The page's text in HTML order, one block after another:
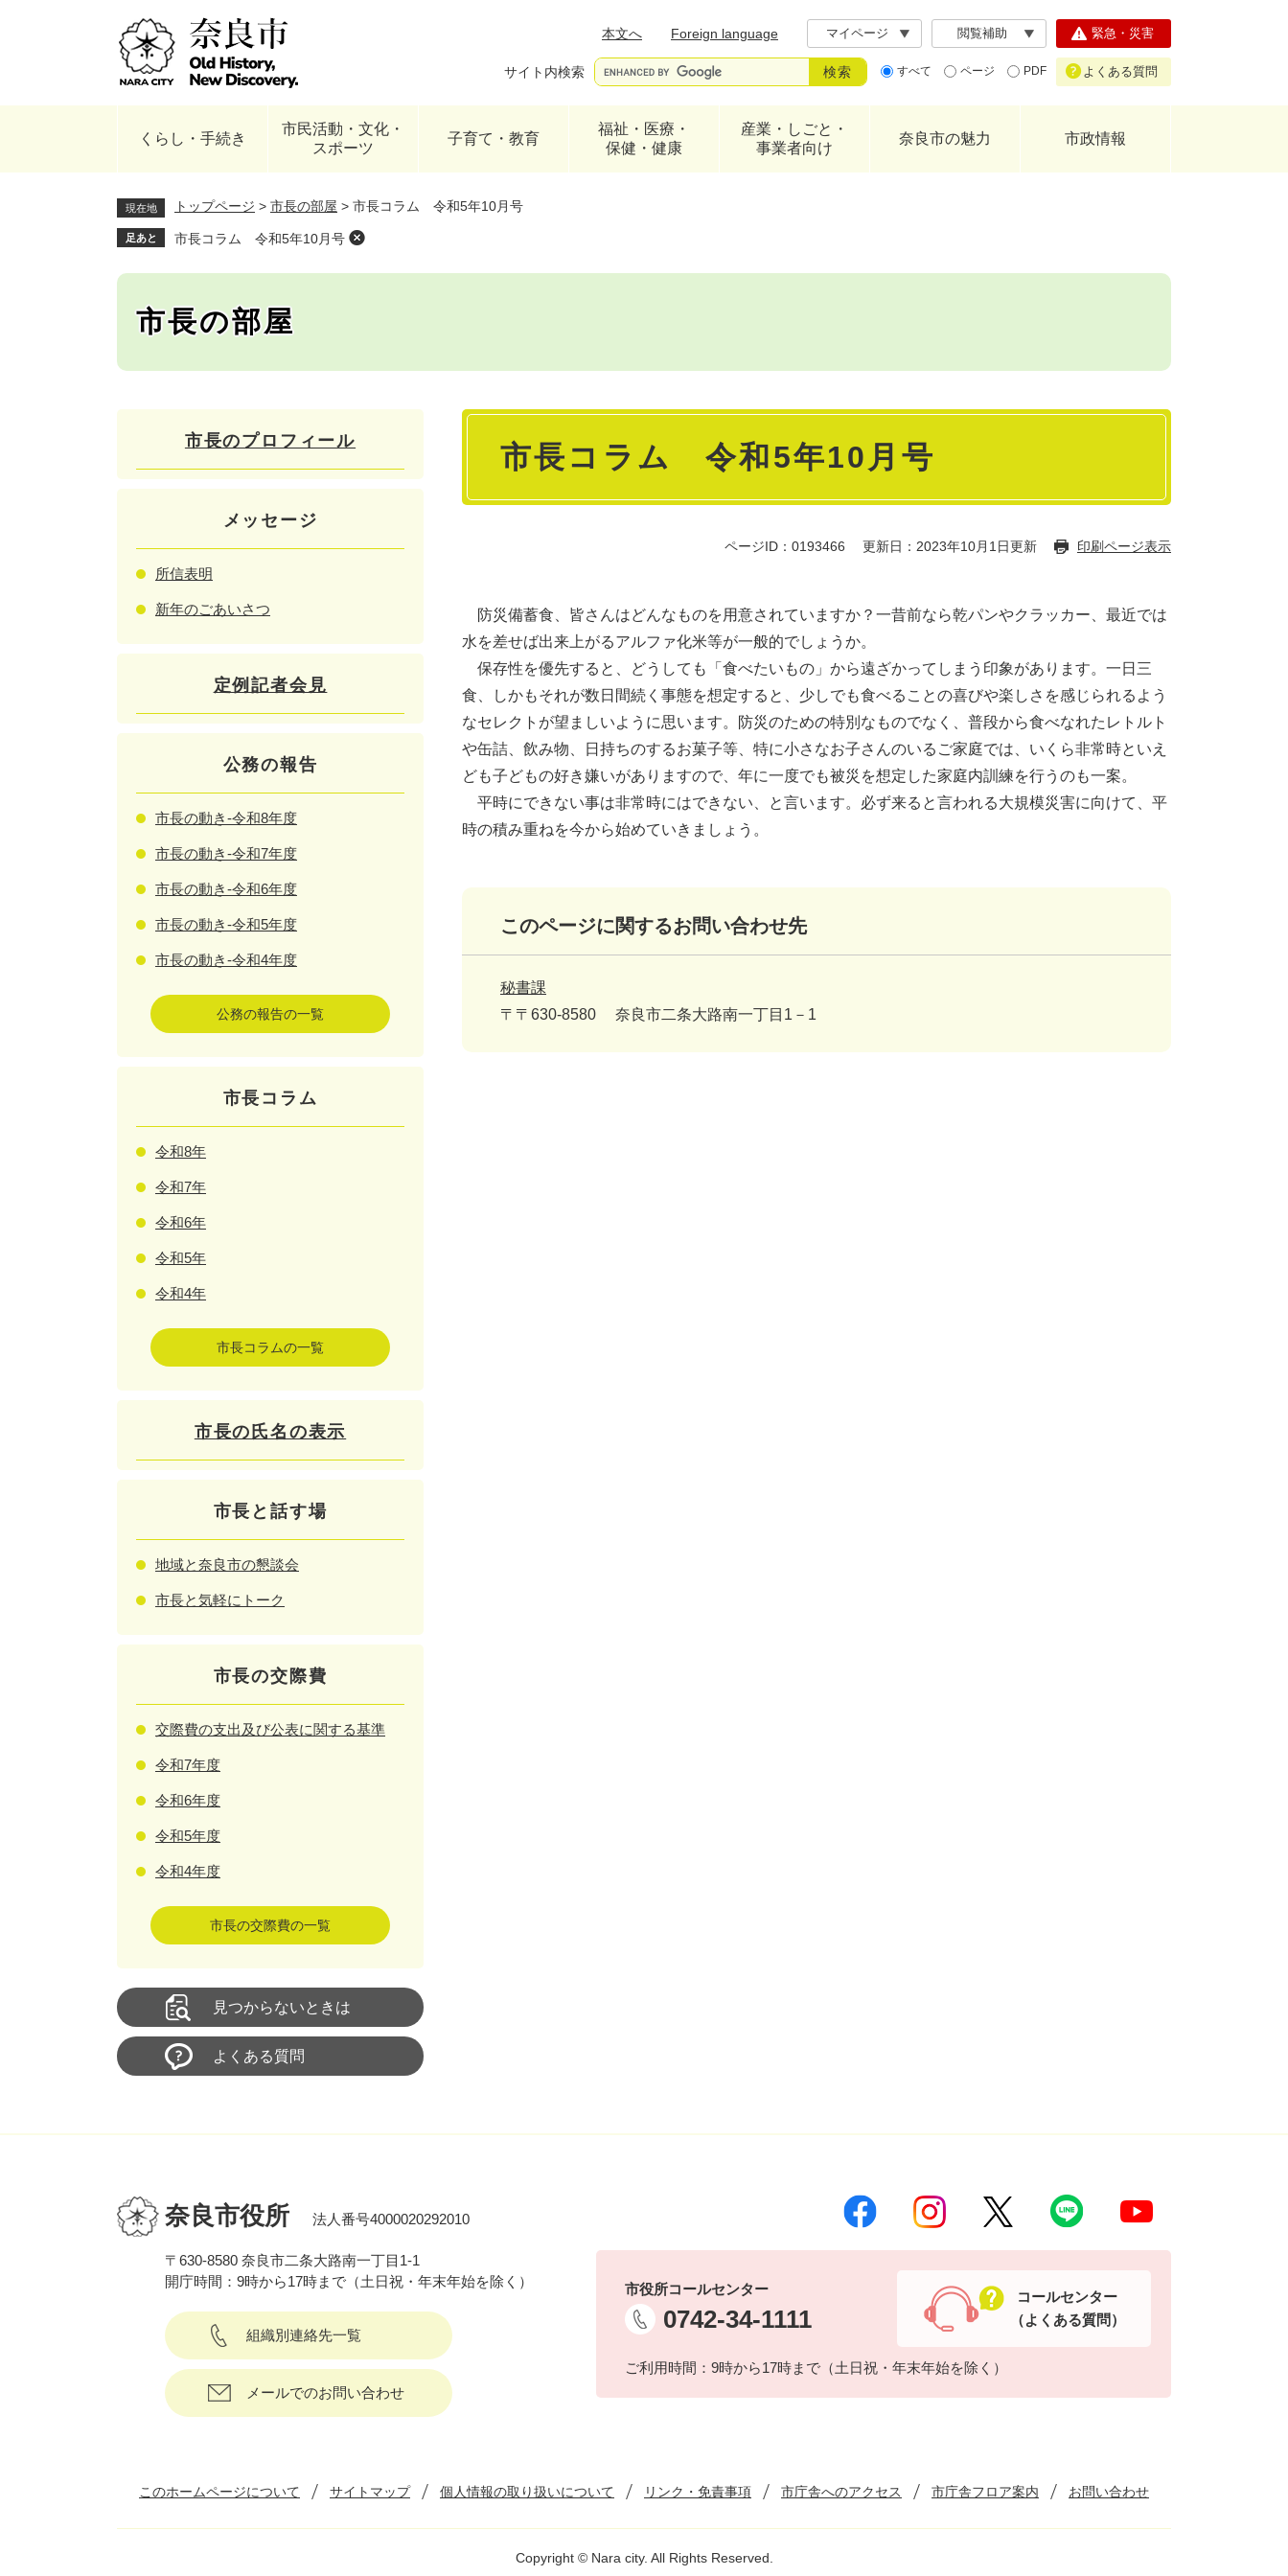
本文へ
Foreign language マイページ 閲覧補助
サイト内検索 すべて ページ PDF
緊急・災害
よくある質問
くらし・手続き
市民活動・文化・
スポーツ
子育て・教育
福祉・医療・
保健・健康
産業・しごと・
事業者向け
奈良市の魅力 市政情報
現在地 トップページ > 市長の部屋 > 市長コラム 令和5年10月号
足あと 市長コラム 令和5年10月号
市長の部屋
本
市長コラム 令和5年10月号
ページID：0193466 更新日：2023年10月1日更新 印刷ページ表示
防災備蓄食、皆さんはどんなものを用意されていますか？一昔前なら乾パンやクラッカー、最近では
水を差せば出来上がるアルファ化米等が一般的でしょうか。
保存性を優先すると、どうしても「食べたいもの」から遠ざかってしまう印象があります。一日三
食、しかもそれが数日間続く事態を想定すると、少しでも食べることの喜びや楽しさを感じられるよう
なセレクトが望ましいように思います。防災のための特別なものでなく、普段から食べなれたレトルト
や缶詰、飲み物、日持ちのするお菓子等、特に小さなお子さんのいるご家庭では、いくら非常時といえ
ども子どもの好き嫌いがありますので、年に一度でも被災を想定した家庭内訓練を行うのも一案。
平時にできない事は非常時にはできない、と言います。必ず来ると言われる大規模災害に向けて、平
時の積み重ねを今から始めていきましょう。
このページに関するお問い合わせ先
秘書課
〒〒630-8580
奈良市二条大路南一丁目1－1
市長のプロフィール
メッセージ
所信表明
新年のごあいさつ
定例記者会見
公務の報告
市長の動き-令和8年度
市長の動き-令和7年度
市長の動き-令和6年度
市長の動き-令和5年度
市長の動き-令和4年度
公務の報告の一覧
市長コラム
令和8年
令和7年
令和6年
令和5年
令和4年
市長コラムの一覧
市長の氏名の表示
市長と話す場
地域と奈良市の懇談会
市長と気軽にトーク
市長の交際費
交際費の支出及び公表に関する基準
令和7年度
令和6年度
令和5年度
令和4年度
市長の交際費の一覧
見つからないときは
よくある質問
奈良市役所 法人番号4000020292010
〒630-8580 奈良市二条大路南一丁目1-1
開庁時間：9時から17時まで（土日祝・年末年始を除く）
組織別連絡先一覧
メールでのお問い合わせ
市役所コールセンター
0742-34-1111
ご利用時間：9時から17時まで（土日祝・年末年始を除く）
コールセンター
（よくある質問）
このホームページについて サイトマップ 個人情報の取り扱いについて リンク・免責事項 市庁舎へのアクセス 市庁舎フロア案内 お問い合わせ
Copyright © Nara city. All Rights Reserved.